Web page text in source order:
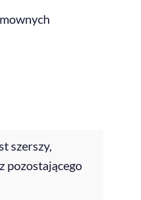
szerszy,
pozostającego